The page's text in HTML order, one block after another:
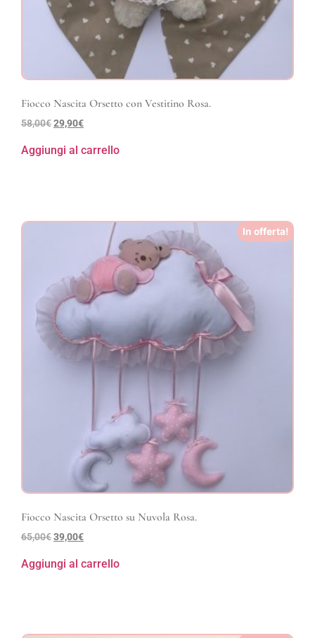
Fiocco Nascita Orsetto con Vestitino Rosa.
58,00€29,90€
Aggiungi al carrello
In offerta!
Fiocco Nascita Orsetto su Nuvola Rosa.
65,00€39,00€
Aggiungi al carrello